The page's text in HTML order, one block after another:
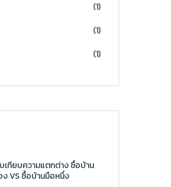
(1)
(1)
(1)
เทียบความแตกต่าง ซื้อบ้าน
VS ซื้อบ้านมือหนึ่ง